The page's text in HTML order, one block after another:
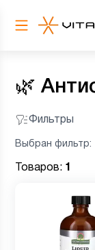
🌿
Фильтры
Выбран фильтр:
Товаров: 1